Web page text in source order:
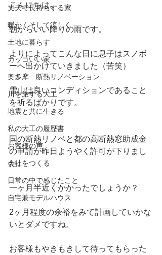
丈夫で長持ちする家
暖かくそして涼しく
土地に暮らす
カッコいい家
奥多摩 断熱リノベーション
川を旅する大工
地震と共に生きる
私の大工の履歴書
お客様の声
会社をつくる
日常の中で感じたこと
自宅兼モデルハウス
こんにちは。
朝からいい降りの雨です。
よりによってこんな日に息子はスノボ
ーへ出かけていきました（苦笑）
雪山は良いコンディションであること
を祈るばかりです。
国の断熱リノベと都の高断熱窓助成金
の申請が昨日ようやく許可が下りまし
た。
一ヶ月半近くかかったでしょうか？
2ヶ月程度の余裕をみて計画していかな
いとダメですね。
お客様もやきもきして待ってもらった